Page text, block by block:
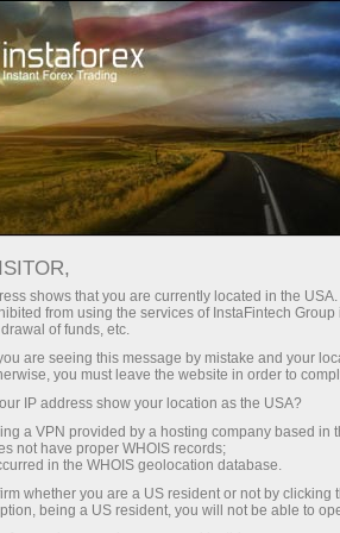
О компании
Нафсониятли, қатъиятли,
ҳаммаси бизнинг
вакиллари тўғрисида.
илҳомланинг ва янги
shows that you are currently located in the
from using the services of InstaFintech
of funds, etc.
are seeing this message by mistake and your
you must leave the website in order to
IP address show your location as the USA?
a VPN provided by a hosting company based in
not have proper WHOIS records;
in the WHOIS geolocation database.
whether you are a US resident or not by clicking
being a US resident, you will not be able to